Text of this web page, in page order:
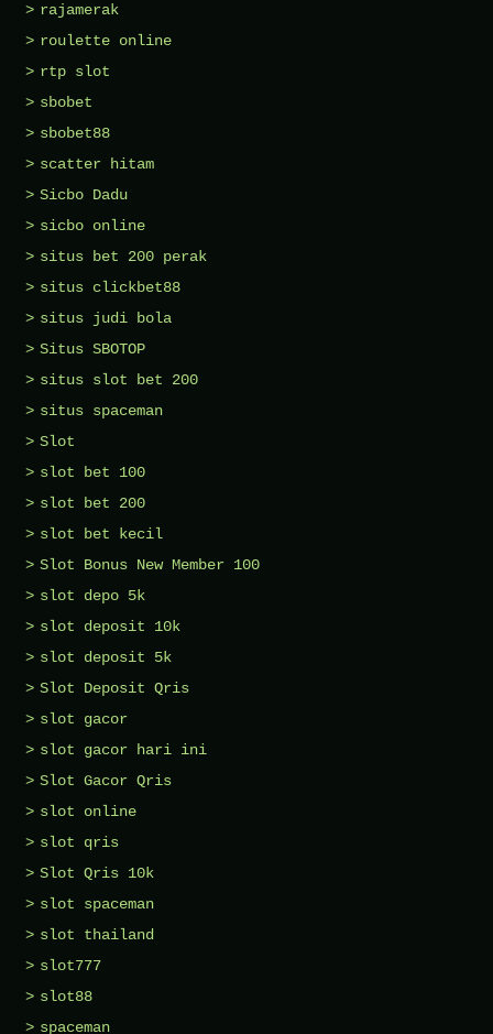
rajamerak
roulette online
rtp slot
sbobet
sbobet88
scatter hitam
Sicbo Dadu
sicbo online
situs bet 200 perak
situs clickbet88
situs judi bola
Situs SBOTOP
situs slot bet 200
situs spaceman
Slot
slot bet 100
slot bet 200
slot bet kecil
Slot Bonus New Member 100
slot depo 5k
slot deposit 10k
slot deposit 5k
Slot Deposit Qris
slot gacor
slot gacor hari ini
Slot Gacor Qris
slot online
slot qris
Slot Qris 10k
slot spaceman
slot thailand
slot777
slot88
spaceman